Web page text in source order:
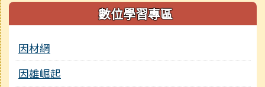
數位學習專區
因材網
因雄崛起